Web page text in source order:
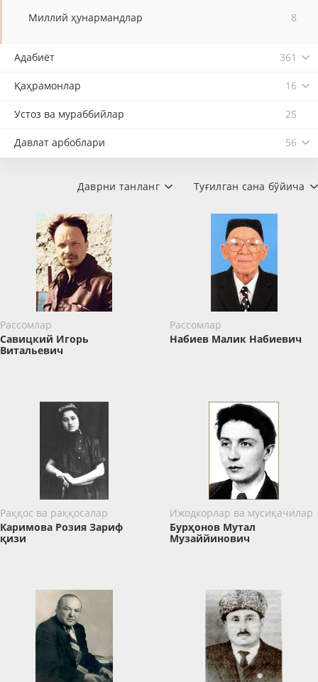
Миллий ҳунармандлар
8
Адабиёт 361
Қаҳрамонлар 16
Устоз ва мураббийлар 25
Давлат арбоблари 56
Туғилган сана бўйича
Даврни танланг
Рассомлар
Савицкий Игорь
Витальевич
Рассомлар
Набиев Малик Набиевич
Раққос ва раққосалар
Каримова Розия Зариф
қизи
Ижодкорлар ва мусиқачилар
Бурҳонов Мутал
Музаййинович